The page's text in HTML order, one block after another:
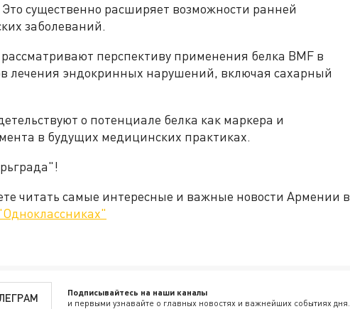
существенно расширяет возможности ранней
заболеваний.
перспективу применения белка BMF в
лечения эндокринных нарушений, включая сахарный
о потенциале белка как маркера и
в будущих медицинских практиках.
читать самые интересные и важные новости Армении в
Подписывайтесь на наши каналы
и первыми узнавайте о главных новостях и важнейших событиях дня.